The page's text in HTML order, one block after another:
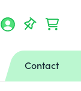
Contact